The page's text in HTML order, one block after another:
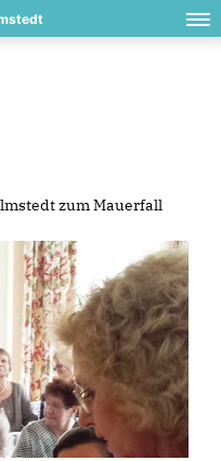
zum Mauerfall